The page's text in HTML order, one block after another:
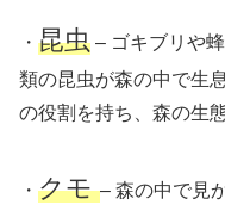
・ 昆虫 – ゴキブリや
類の昆虫が森の中で生
の役割を持ち、森の生
・ クモ– 森の中で見